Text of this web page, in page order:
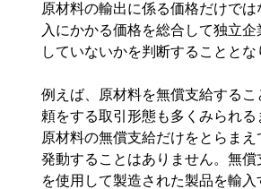
原材料の輸出に係る価格だけで
入にかかる価格を総合して独立
していないかを判断することとな
例えば、原材料を無償支給するこ
頼をする取引形態も多くみられる
原材料の無償支給だけをとらま
発動することはありません。無
を使用して製造された製品を輸